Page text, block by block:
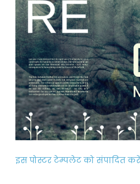
इस पोस्टर टेम्पलेट को संपादित करें